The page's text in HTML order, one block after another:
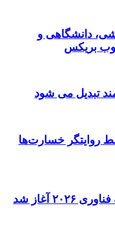
دانشگاهی و
بریکس
تبدیل می شود
روایتگر خسارت‌ها
آغاز شد